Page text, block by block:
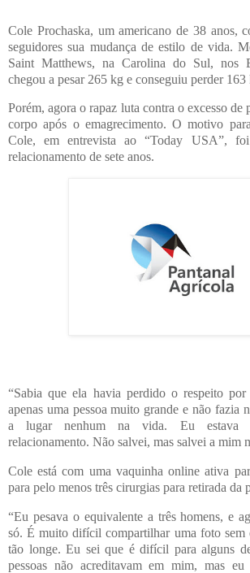
Cole Prochaska, um americano de 38 anos,
seguidores sua mudança de estilo de vida.
Saint Matthews, na Carolina do Sul, nos
chegou a pesar 265 kg e conseguiu perder 163
Porém, agora o rapaz luta contra o excesso de
corpo após o emagrecimento. O motivo
Cole, em entrevista ao “Today USA”,
relacionamento de sete anos.
“Sabia que ela havia perdido o respeito
apenas uma pessoa muito grande e não fazia
a lugar nenhum na vida. Eu estava
relacionamento. Não salvei, mas salvei a mim
Cole está com uma vaquinha online ativa
para pelo menos três cirurgias para retirada da
“Eu pesava o equivalente a três homens, e
só. É muito difícil compartilhar uma foto sem
tão longe. Eu sei que é difícil para alguns
pessoas não acreditavam em mim, mas